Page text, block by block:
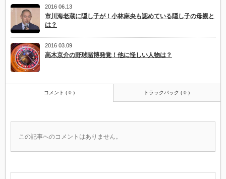
2016 06.13
市川海老蔵に隠し子が！小林麻央も認めている隠し子の母親と
は？
2016 03.09
高木京介の野球賭博発覚！他に怪しい人物は？
コメント ( 0 ) トラックバック ( 0 )
この記事へのコメントはありません。